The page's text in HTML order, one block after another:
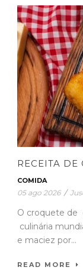
RECEITA DE
COMIDA
05 ago 2026 /
O croquete de
culinária
e maciez por...
READ MORE